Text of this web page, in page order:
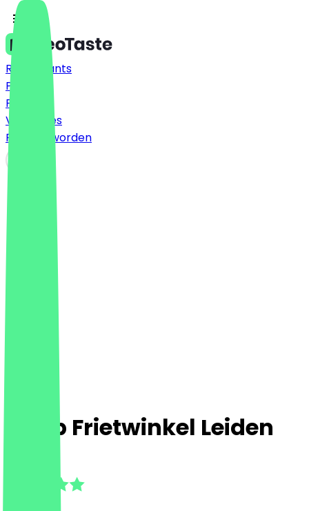
Restaurants
Prijzen
FAQ
Vacatures
Partner worden
Dapp Frietwinkel Leiden